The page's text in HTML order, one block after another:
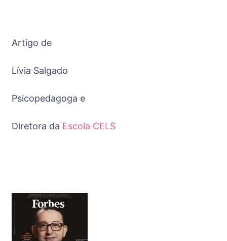
Artigo de
Lívia Salgado
Psicopedagoga e
Diretora da Escola CELS
Post
Navigation